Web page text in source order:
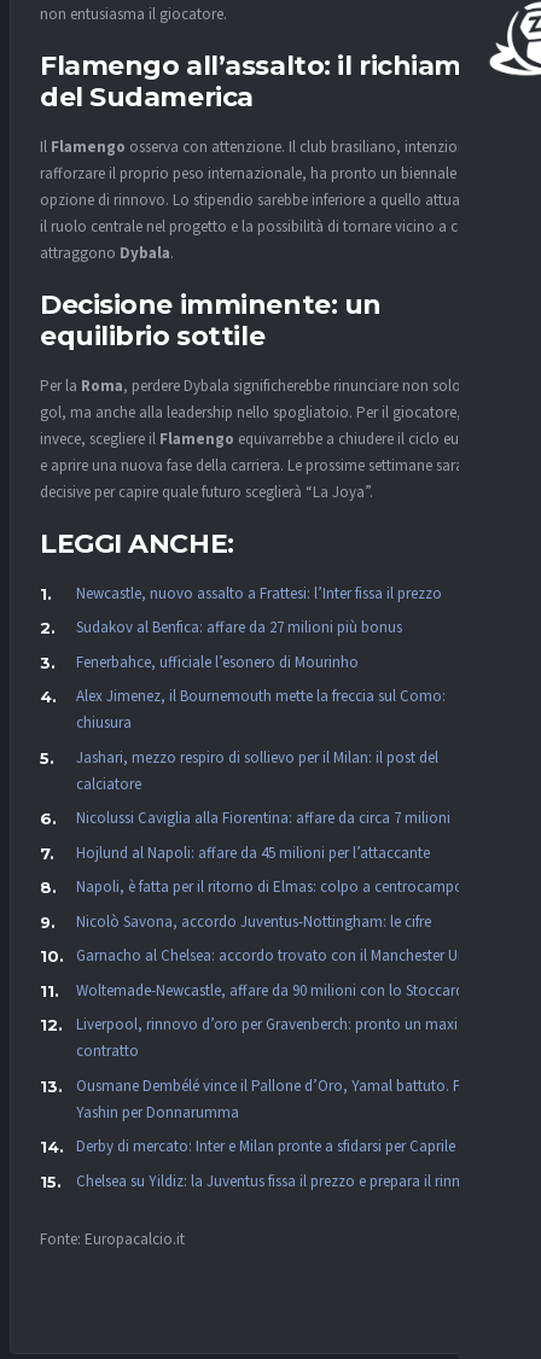
non entusiasma il giocatore.
Flamengo all’assalto: il richiamo
del Sudamerica
Il Flamengo osserva con attenzione. Il club brasiliano, intenzionato a
rafforzare il proprio peso internazionale, ha pronto un biennale con
opzione di rinnovo. Lo stipendio sarebbe inferiore a quello attuale, ma
il ruolo centrale nel progetto e la possibilità di tornare vicino a casa
attraggono Dybala.
Decisione imminente: un
equilibrio sottile
Per la Roma, perdere Dybala significherebbe rinunciare non solo ai
gol, ma anche alla leadership nello spogliatoio. Per il giocatore,
invece, scegliere il Flamengo equivarrebbe a chiudere il ciclo europeo
e aprire una nuova fase della carriera. Le prossime settimane saranno
decisive per capire quale futuro sceglierà “La Joya”.
LEGGI ANCHE:
Newcastle, nuovo assalto a Frattesi: l’Inter fissa il prezzo
Sudakov al Benfica: affare da 27 milioni più bonus
Fenerbahce, ufficiale l’esonero di Mourinho
Alex Jimenez, il Bournemouth mette la freccia sul Como:
chiusura
Jashari, mezzo respiro di sollievo per il Milan: il post del
calciatore
Nicolussi Caviglia alla Fiorentina: affare da circa 7 milioni
Hojlund al Napoli: affare da 45 milioni per l’attaccante
Napoli, è fatta per il ritorno di Elmas: colpo a centrocampo
Nicolò Savona, accordo Juventus-Nottingham: le cifre
Garnacho al Chelsea: accordo trovato con il Manchester United
Woltemade-Newcastle, affare da 90 milioni con lo Stoccarda
Liverpool, rinnovo d’oro per Gravenberch: pronto un maxi
contratto
Ousmane Dembélé vince il Pallone d’Oro, Yamal battuto. Premio
Yashin per Donnarumma
Derby di mercato: Inter e Milan pronte a sfidarsi per Caprile
Chelsea su Yildiz: la Juventus fissa il prezzo e prepara il rinnovo
Fonte: Europacalcio.it